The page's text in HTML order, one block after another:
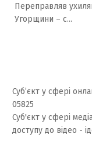
Переправляв
Угорщини – с...
Суб’єкт у сфері
05825
Суб'єкт у сфері
доступу до відео -